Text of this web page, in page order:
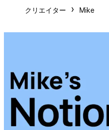
クリエイター Mike